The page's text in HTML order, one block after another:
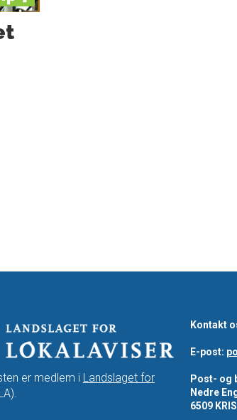
er medlem i Landslaget for
Kontakt
E-post:
Post- og
Nedre
6509